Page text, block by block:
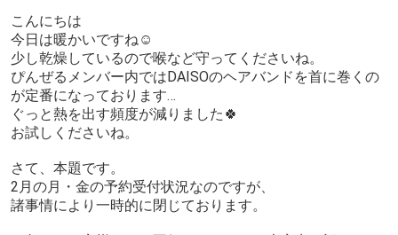
こんにちは
今日は暖かいですね☺
少し乾燥しているので喉など守ってくださいね。
ぴんぜるメンバー内ではDAISOのヘアバンドを首に巻くの
が定番になっております…
ぐっと熱を出す頻度が減りました🍀
お試しくださいね。
さて、本題です。
2月の月・金の予約受付状況なのですが、
諸事情により一時的に閉じております。